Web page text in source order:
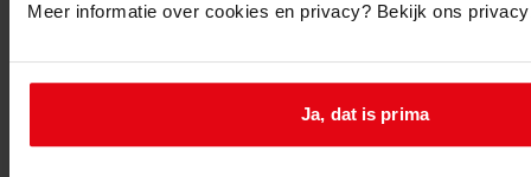
Meer informatie over cookies en privacy? Bekijk ons
Ja, dat is prima
677Bouw woning met garage, 1990
Datering:
1990
Bouw woning met garage